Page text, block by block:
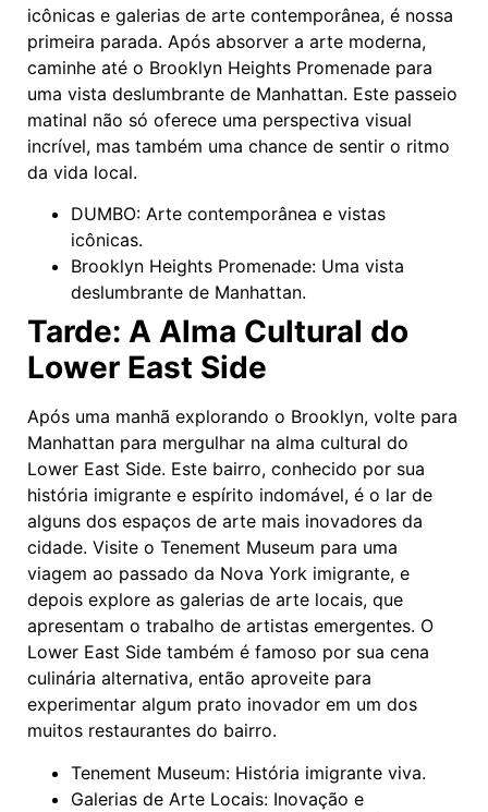
icônicas e galerias de arte contemporânea, é nossa
primeira parada. Após absorver a arte moderna,
caminhe até o Brooklyn Heights Promenade para
uma vista deslumbrante de Manhattan. Este passeio
matinal não só oferece uma perspectiva visual
incrível, mas também uma chance de sentir o ritmo
da vida local.
DUMBO: Arte contemporânea e vistas
icônicas.
Brooklyn Heights Promenade: Uma vista
deslumbrante de Manhattan.
Tarde: A Alma Cultural do
Lower East Side
Após uma manhã explorando o Brooklyn, volte para
Manhattan para mergulhar na alma cultural do
Lower East Side. Este bairro, conhecido por sua
história imigrante e espírito indomável, é o lar de
alguns dos espaços de arte mais inovadores da
cidade. Visite o Tenement Museum para uma
viagem ao passado da Nova York imigrante, e
depois explore as galerias de arte locais, que
apresentam o trabalho de artistas emergentes. O
Lower East Side também é famoso por sua cena
culinária alternativa, então aproveite para
experimentar algum prato inovador em um dos
muitos restaurantes do bairro.
Tenement Museum: História imigrante viva.
Galerias de Arte Locais: Inovação e